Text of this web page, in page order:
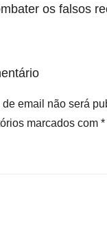
os falsos
email não será
marcados com *